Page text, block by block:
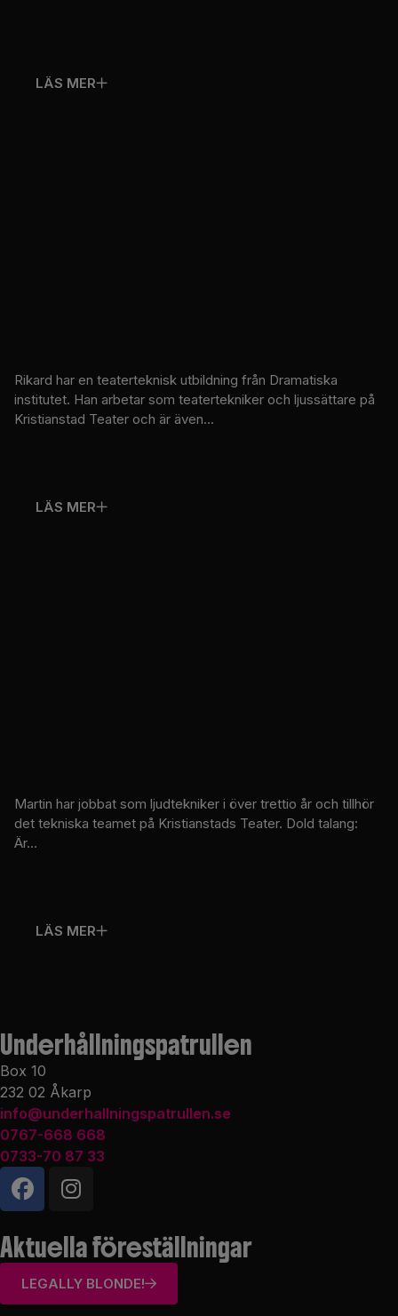
LÄS MER
Rikard har en teaterteknisk utbildning från Dramatiska
institutet. Han arbetar som teatertekniker och ljussättare på
Kristianstad Teater och är även...
LÄS MER
Martin har jobbat som ljudtekniker i över trettio år och tillhör
det tekniska teamet på Kristianstads Teater. Dold talang:
Är...
LÄS MER
Underhållnings­patrullen
Box 10
232 02 Åkarp
info@underhallningspatrullen.se
0767-668 668
0733-70 87 33
Aktuella föreställningar
LEGALLY BLONDE!